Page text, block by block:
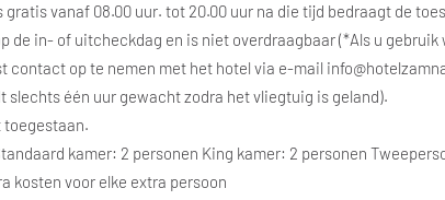
gratis vanaf 08.00 uur. tot 20.00 uur na die tijd bedraagt de
de in- of uitcheckdag en is niet overdraagbaar (*Als u
contact op te nemen met het hotel via e-mail
slechts één uur gewacht zodra het vliegtuig is geland).
toegestaan.
kamer: 2 personen King kamer: 2 personen
kosten voor elke extra persoon